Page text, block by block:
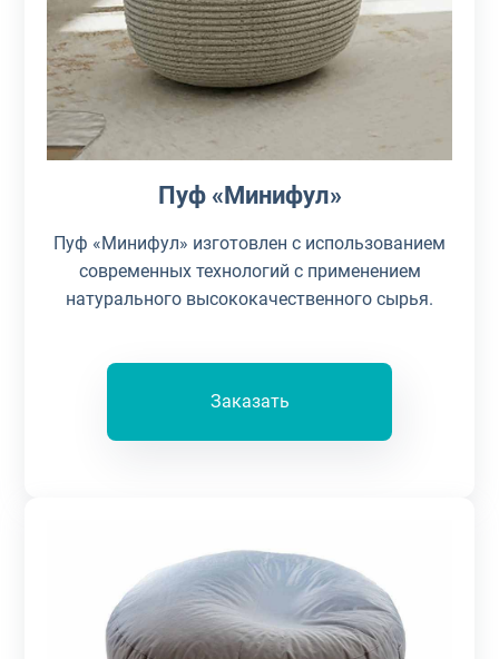
Пуф «Минифул»
Пуф «Минифул» изготовлен с использованием
современных технологий с применением
натурального высококачественного сырья.
Заказать